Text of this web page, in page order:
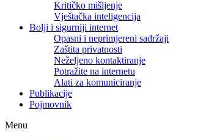
Kritičko mišljenje
Vještačka inteligencija
Bolji i sigurniji internet
Opasni i neprimjereni sadržaji
Zaštita privatnosti
Neželjeno kontaktiranje
Potražite na internetu
Alati za komuniciranje
Publikacije
Pojmovnik
Menu